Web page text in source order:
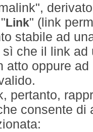
Link" (link
stabile ad
che il link
atto oppure
pertanto,
consente